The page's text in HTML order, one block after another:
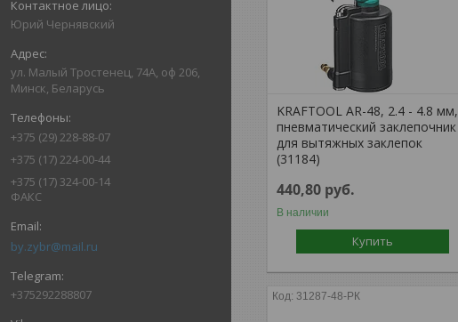
Юрий Чернявский
ул. Малый Тростенец, 74А, оф 206,
Минск, Беларусь
+375 (29) 228-88-07
+375 (17) 224-00-44
+375 (17) 324-00-14
ФАКС
by.zybr@mail.ru
+375292288807
KRAFTOOL AR-48, 2.4 - 4.8 мм,
пневматический заклепочник
для вытяжных заклепок
(31184)
440,80 руб.
В наличии
Купить
31287-48-РК